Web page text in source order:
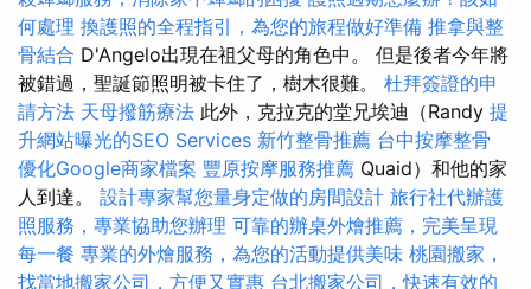
何處理 換護照的全程指引，為您的旅程做好準備 推拿與整
骨結合 D'Angelo出現在祖父母的角色中。 但是後者今年將
被錯過，聖誕節照明被卡住了，樹木很難。 杜拜簽證的申
請方法 天母撥筋療法 此外，克拉克的堂兄埃迪（Randy 提
升網站曝光的SEO Services 新竹整骨推薦 台中按摩整骨
優化Google商家檔案 豐原按摩服務推薦 Quaid）和他的家
人到達。 設計專家幫您量身定做的房間設計 旅行社代辦護
照服務，專業協助您辦理 可靠的辦桌外燴推薦，完美呈現
每一餐 專業的外燴服務，為您的活動提供美味 桃園搬家，
找當地搬家公司，方便又實惠 台北搬家公司，快速有效的